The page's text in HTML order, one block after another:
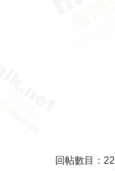
回帖數目： 22